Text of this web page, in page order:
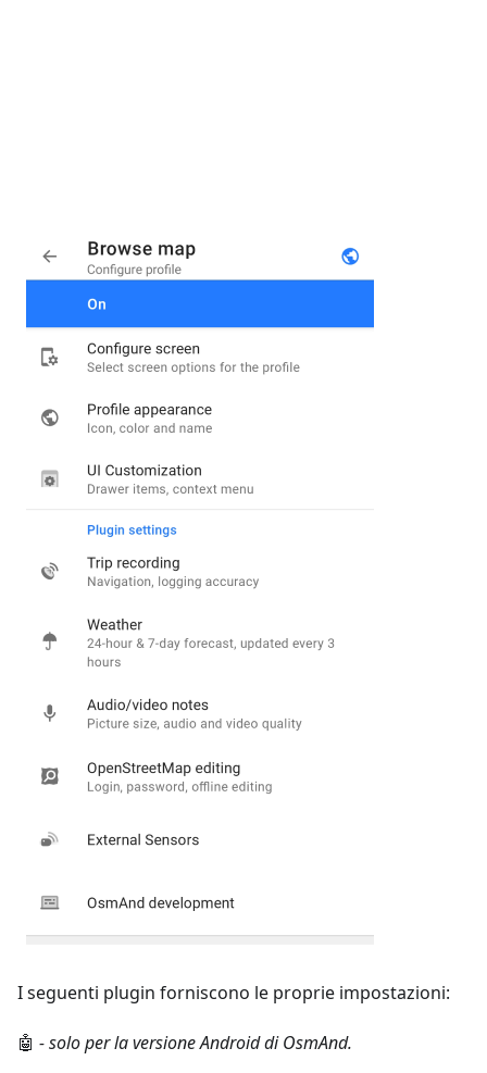
I seguenti plugin forniscono le proprie impostazioni:
🤖 - solo per la versione Android di OsmAnd.